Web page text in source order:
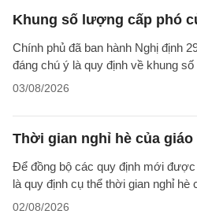
Khung số lượng cấp phó
Chính phủ đã ban hành Nghị định
đáng chú ý là quy định về khung
03/08/2026
Thời gian nghỉ hè của
Để đồng bộ các quy định mới được
là quy định cụ thể thời gian nghỉ hè
02/08/2026